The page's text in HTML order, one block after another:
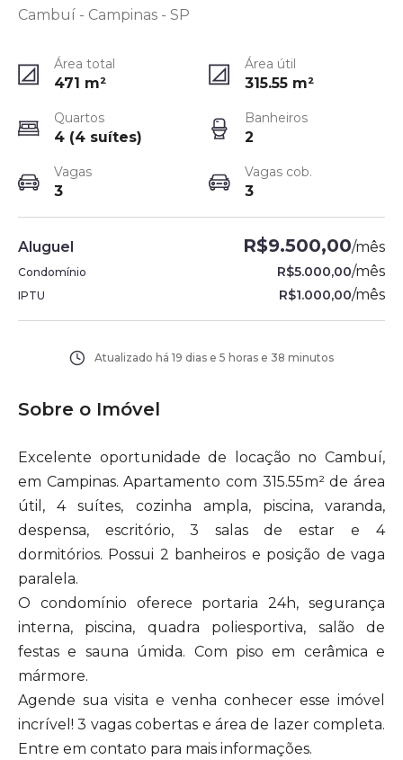
Cambuí - Campinas - SP
Área total
471 m²
Área útil
315.55 m²
Quartos
4 (4 suítes)
Banheiros
2
Vagas
3
Vagas cob.
3
Aluguel R$9.500,00/mês
Condomínio R$5.000,00/mês
IPTU R$1.000,00/mês
Atualizado há 19 dias e 5 horas e 38 minutos
Sobre o Imóvel
Excelente oportunidade de locação no Cambuí,
em Campinas. Apartamento com 315.55m² de área
útil, 4 suítes, cozinha ampla, piscina, varanda,
despensa, escritório, 3 salas de estar e 4
dormitórios. Possui 2 banheiros e posição de vaga
paralela.
O condomínio oferece portaria 24h, segurança
interna, piscina, quadra poliesportiva, salão de
festas e sauna úmida. Com piso em cerâmica e
mármore.
Agende sua visita e venha conhecer esse imóvel
incrível! 3 vagas cobertas e área de lazer completa.
Entre em contato para mais informações.